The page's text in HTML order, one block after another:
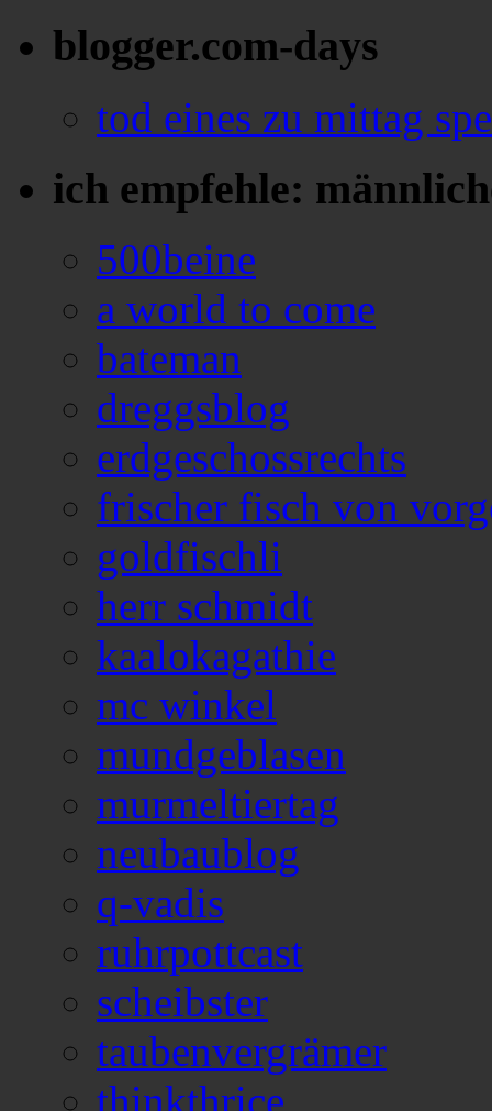
blogger.com-days
tod eines zu mittag
ich empfehle:
500beine
a world to come
bateman
dreggsblog
erdgeschossrechts
frischer fisch von
goldfischli
herr schmidt
kaalokagathie
mc winkel
mundgeblasen
murmeltiertag
neubaublog
q-vadis
ruhrpottcast
scheibster
taubenvergrämer
thinkthrice